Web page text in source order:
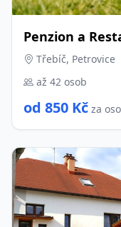
Penzion a
Třebíč, Petrovice
až 42 osob
od 850 Kč za